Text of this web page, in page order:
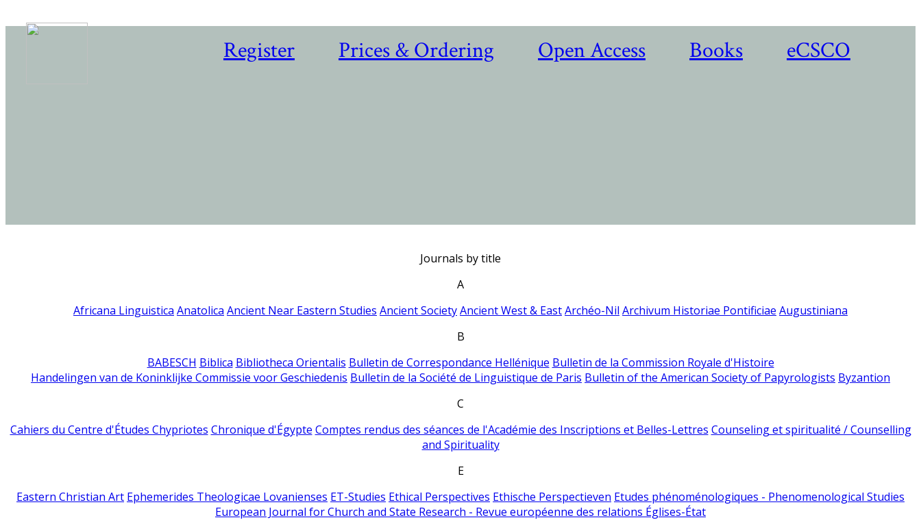
Register Prices & Ordering Open Access Books eCSCO
Journals by title
A
Africana Linguistica Anatolica Ancient Near Eastern Studies Ancient SocietyAncient West & EastArchéo-Nil Archivum Historiae Pontificiae Augustiniana
B
BABESCH Biblica Bibliotheca Orientalis Bulletin de Correspondance Hellénique Bulletin de la Commission Royale d'Histoire
Handelingen van de Koninklijke Commissie voor Geschiedenis Bulletin de la Société de Linguistique de Paris Bulletin of the American Society of Papyrologists Byzantion
C
Cahiers du Centre d'Études Chypriotes Chronique d'Égypte Comptes rendus des séances de l'Académie des Inscriptions et Belles-Lettres Counseling et spiritualité / Counselling
and Spirituality
E
Eastern Christian Art Ephemerides Theologicae Lovanienses ET-Studies Ethical Perspectives Ethische Perspectieven Etudes phénoménologiques - Phenomenological Studies
European Journal for Church and State Research - Revue européenne des relations Églises-État